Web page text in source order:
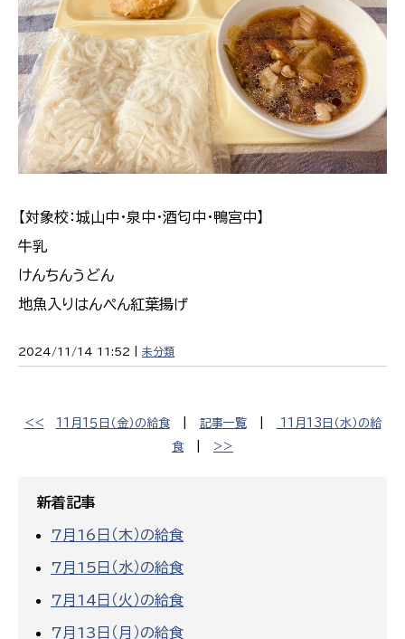
【対象校：城山中・泉中・酒匂中・鴨宮中】
牛乳
けんちんうどん
地魚入りはんぺん紅葉揚げ
2024/11/14 11:52 | 未分類
<< 11月1５日（金）の給食| 記事一覧|
11月13日（水）の給
食
>>
新着記事
7月16日（木）の給食
7月15日（水）の給食
7月14日（火）の給食
7月13日（月）の給食